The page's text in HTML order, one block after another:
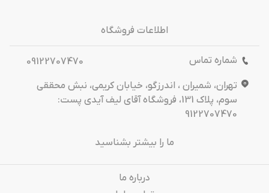
اطلاعات فروشگاه
شماره تماس
09122707470
تهران، شمیران ، اندرزگو، خیابان کریمی، نبش محققی
سوم، پلاک 131، فروشگاه آقای لیف آیدی پست:
9122707470
ما را بیشتر بشناسید
درباره‌ ما